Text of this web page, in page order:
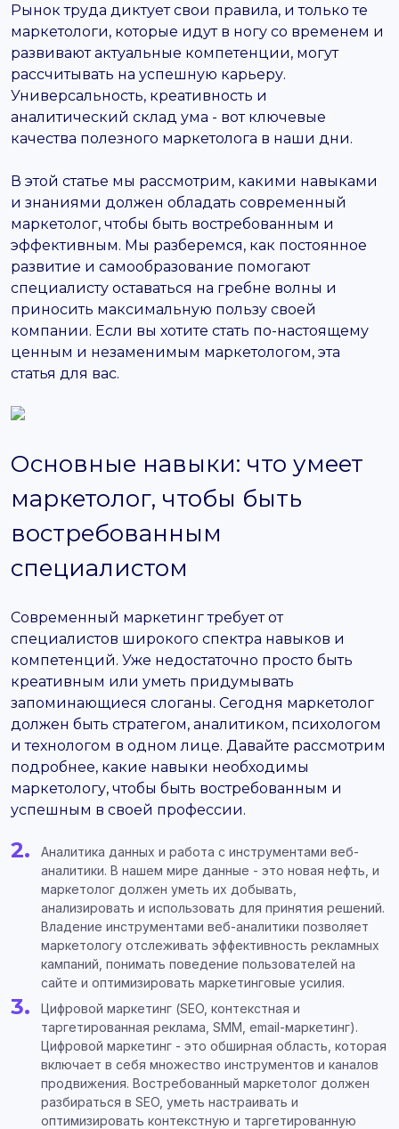
Рынок труда диктует свои правила, и только те
маркетологи, которые идут в ногу со временем и
развивают актуальные компетенции, могут
рассчитывать на успешную карьеру.
Универсальность, креативность и
аналитический склад ума - вот ключевые
качества полезного маркетолога в наши дни.
В этой статье мы рассмотрим, какими навыками
и знаниями должен обладать современный
маркетолог, чтобы быть востребованным и
эффективным. Мы разберемся, как постоянное
развитие и самообразование помогают
специалисту оставаться на гребне волны и
приносить максимальную пользу своей
компании. Если вы хотите стать по-настоящему
ценным и незаменимым маркетологом, эта
статья для вас.
Основные навыки: что умеет
маркетолог, чтобы быть
востребованным
специалистом
Современный маркетинг требует от
специалистов широкого спектра навыков и
компетенций. Уже недостаточно просто быть
креативным или уметь придумывать
запоминающиеся слоганы. Сегодня маркетолог
должен быть стратегом, аналитиком, психологом
и технологом в одном лице. Давайте рассмотрим
подробнее, какие навыки необходимы
маркетологу, чтобы быть востребованным и
успешным в своей профессии.
Аналитика данных и работа с инструментами веб-
аналитики. В нашем мире данные - это новая нефть, и
маркетолог должен уметь их добывать,
анализировать и использовать для принятия решений.
Владение инструментами веб-аналитики позволяет
маркетологу отслеживать эффективность рекламных
кампаний, понимать поведение пользователей на
сайте и оптимизировать маркетинговые усилия.
Цифровой маркетинг (SEO, контекстная и
таргетированная реклама, SMM, email-маркетинг).
Цифровой маркетинг - это обширная область, которая
включает в себя множество инструментов и каналов
продвижения. Востребованный маркетолог должен
разбираться в SEO, уметь настраивать и
оптимизировать контекстную и таргетированную